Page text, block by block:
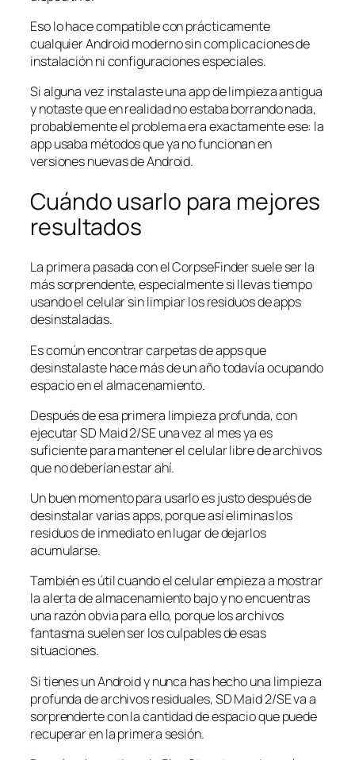
Eso lo hace compatible con prácticamente
cualquier Android moderno sin complicaciones de
instalación ni configuraciones especiales.
Si alguna vez instalaste una app de limpieza antigua
y notaste que en realidad no estaba borrando nada,
probablemente el problema era exactamente ese: la
app usaba métodos que ya no funcionan en
versiones nuevas de Android.
Cuándo usarlo para mejores
resultados
La primera pasada con el CorpseFinder suele ser la
más sorprendente, especialmente si llevas tiempo
usando el celular sin limpiar los residuos de apps
desinstaladas.
Es común encontrar carpetas de apps que
desinstalaste hace más de un año todavía ocupando
espacio en el almacenamiento.
Después de esa primera limpieza profunda, con
ejecutar SD Maid 2/SE una vez al mes ya es
suficiente para mantener el celular libre de archivos
que no deberían estar ahí.
Un buen momento para usarlo es justo después de
desinstalar varias apps, porque así eliminas los
residuos de inmediato en lugar de dejarlos
acumularse.
También es útil cuando el celular empieza a mostrar
la alerta de almacenamiento bajo y no encuentras
una razón obvia para ello, porque los archivos
fantasma suelen ser los culpables de esas
situaciones.
Si tienes un Android y nunca has hecho una limpieza
profunda de archivos residuales, SD Maid 2/SE va a
sorprenderte con la cantidad de espacio que puede
recuperar en la primera sesión.